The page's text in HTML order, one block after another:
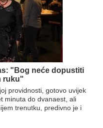
"Bog neće dopustiti
ruku"
providnosti, gotovo uvijek
minuta do dvanaest, ali
trenutku, predivno je i